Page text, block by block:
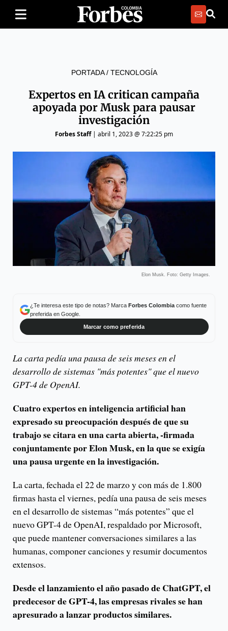
PORTADA/ TECNOLOGÍA
Expertos en IA critican campaña
apoyada por Musk para pausar
investigación
Forbes Staff| abril 1, 2023 @ 7:22:25 pm
Elon Musk. Foto: Getty Images.
¿Te interesa este tipo de notas? Marca Forbes Colombiacomo fuente
preferida en Google.
Marcar como preferida
La carta pedía una pausa de seis meses en el
desarrollo de sistemas "más potentes" que el nuevo
GPT-4 de OpenAI.
Cuatro expertos en inteligencia artificial han
expresado su preocupación después de que su
trabajo se citara en una carta abierta, -firmada
conjuntamente por Elon Musk, en la que se exigía
una pausa urgente en la investigación.
La carta, fechada el 22 de marzo y con más de 1.800
firmas hasta el viernes, pedía una pausa de seis meses
en el desarrollo de sistemas “más potentes” que el
nuevo GPT-4 de OpenAI, respaldado por Microsoft,
que puede mantener conversaciones similares a las
humanas, componer canciones y resumir documentos
extensos.
Desde el lanzamiento el año pasado de ChatGPT, el
predecesor de GPT-4, las empresas rivales se han
apresurado a lanzar productos similares.